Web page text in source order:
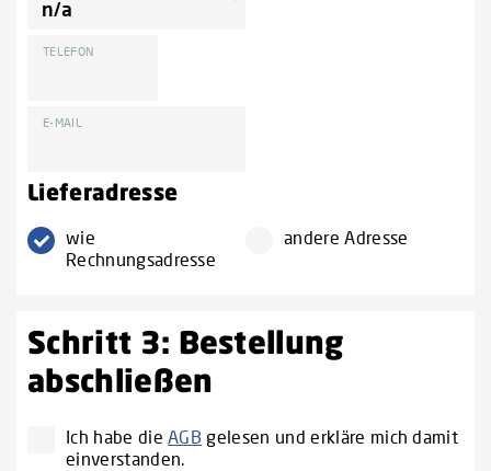
TELEFON
E-MAIL
Lieferadresse
wie
Rechnungsadresse
andere Adresse
Schritt 3: Bestellung
abschließen
Ich habe dieAGB gelesen und erkläre mich damit
einverstanden.